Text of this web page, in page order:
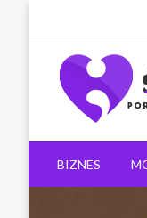
BIZNES